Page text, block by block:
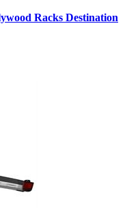
Racks Destination